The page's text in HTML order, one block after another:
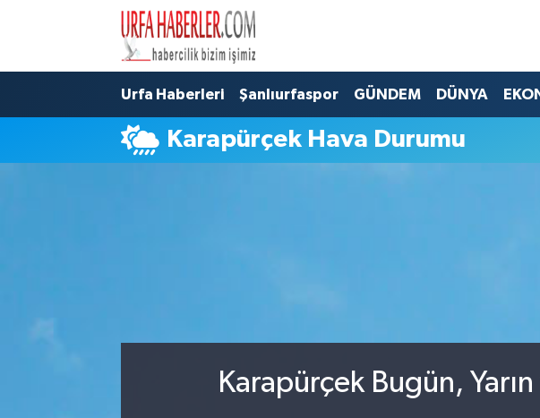
Urfa Haberleri Şanlıurfaspor GÜNDEM DÜNYA
Karapürçek Hava Durumu
Karapürçek Bugün,
Şanlıurfa Nöbetçi Eczaneler
Şanlıurfa Namaz Vakitleri
Son Dakika Haberleri